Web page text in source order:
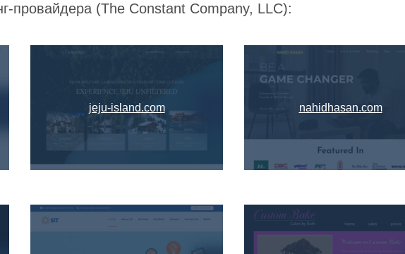
провайдера (The Constant Company, LLC):
jeju-island.com nahidhasan.com